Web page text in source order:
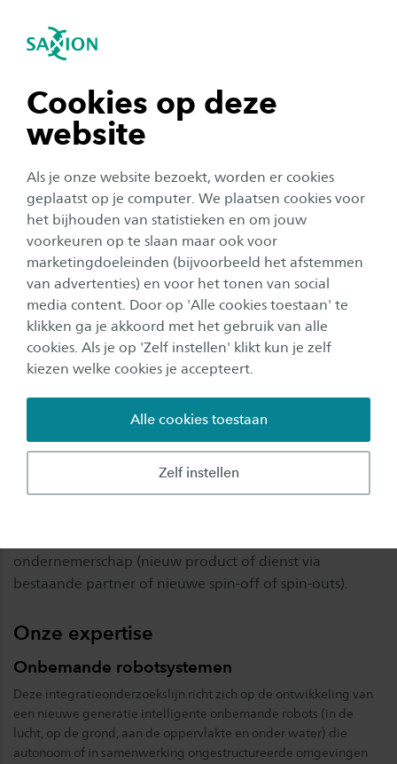
Cookies op deze
website
Als je onze website bezoekt, worden er cookies
geplaatst op je computer. We plaatsen cookies voor
het bijhouden van statistieken en om jouw
voorkeuren op te slaan maar ook voor
marketingdoeleinden (bijvoorbeeld het afstemmen
van advertenties) en voor het tonen van social
media content. Door op 'Alle cookies toestaan' te
klikken ga je akkoord met het gebruik van alle
cookies. Als je op 'Zelf instellen' klikt kun je zelf
kiezen welke cookies je accepteert.
Zelf instellen
Alle cookies toestaan
Navigatie openen
tonen
tonen
tonen
tonen
sluiten
Smart Mechatronics and Robotics
Subnavigatie tonen
Home Onderzoek
Robotics
Saxion Smart Mechatronics and Robotics is
gericht op de ontwikkeling van robot- en
mechatronische technologieën en onderzoekt
tegelijkertijd de effectiviteit van de
bijbehorende ontwerpmethodologie voor
systeemtechniek.
Onze groep richt zich op missiegedreven (SDG's 2, 4, 7, 8,
9, 12, 16) en toepassingsgericht samenwerkend
nieuwste wetenschappelijke inzichten en state-of-the-
art technologieën om innovatieve oplossingen te
ontwikkelen voor urgente maatschappelijke
uitdagingen met behulp van systeemtechnische
ondernemerschap (nieuw product of dienst via
bestaande partner of nieuwe spin-off of spin-outs).
Onze expertise
Onbemande robotsystemen
Deze integratieonderzoekslijn richt zich op de ontwikkeling van
een nieuwe generatie intelligente onbemande robots (in de
lucht, op de grond, aan de oppervlakte en onder water) die
autonoom of in samenwerking ongestructureerde omgevingen